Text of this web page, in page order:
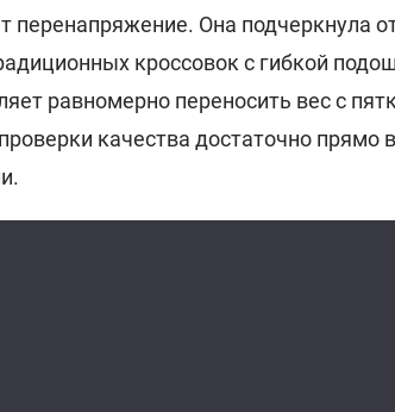
перенапряжение. Она подчеркнула
кроссовок с гибкой
равномерно переносить вес с
качества достаточно прямо